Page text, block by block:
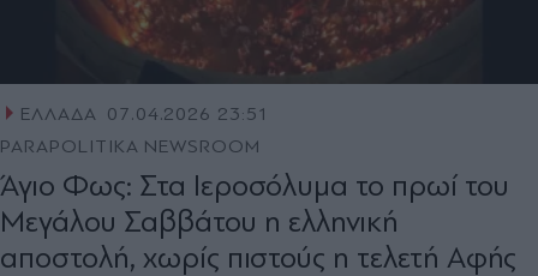
ΕΛΛΑΔΑ 07.04.2026 23:51
PARAPOLITIKA NEWSROOM
Άγιο Φως: Στα Ιεροσόλυμα το πρωί του
Μεγάλου Σαββάτου η ελληνική
αποστολή, xωρίς πιστούς η τελετή Αφής